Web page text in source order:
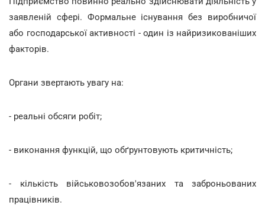
заявленій сфері. Формальне існування без виробничої
або господарської активності - один із найризикованіших
факторів.
Органи звертають увагу на:
- реальні обсяги робіт;
- виконання функцій, що обґрунтовують критичність;
- кількість військовозобов'язаних та заброньованих
працівників.